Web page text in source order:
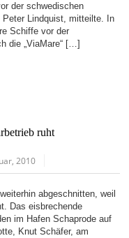
der schwedischen
Lindquist, mitteilte. In
Schiffe vor der
die „ViaMare“ […]
ruht
2010
abgeschnitten, weil
Das eisbrechende
im Hafen Schaprode auf
Knut Schäfer, am